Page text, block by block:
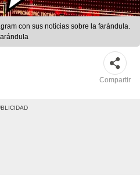
con sus noticias sobre la farándula.
Compartir